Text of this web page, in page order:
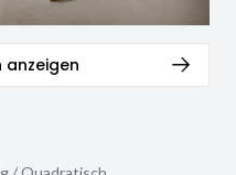
anzeigen